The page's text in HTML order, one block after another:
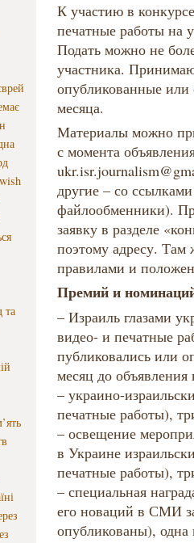
та
К участию в
печатные работы на
Подать можно не
участника.
опубликованные или
месяца.
Материалы можно
с момента
другие – со
файлообменники).
заявку в разделе
поэтому адресу. Там
правилами и
Премий и
– Израиль глазами
видео- и печатные
публиковались или
месяц до
– украино-
печатные работы),
– освещение
в Украине
печатные работы),
– специальная
его новаций в СМИ
опубликованы), одна